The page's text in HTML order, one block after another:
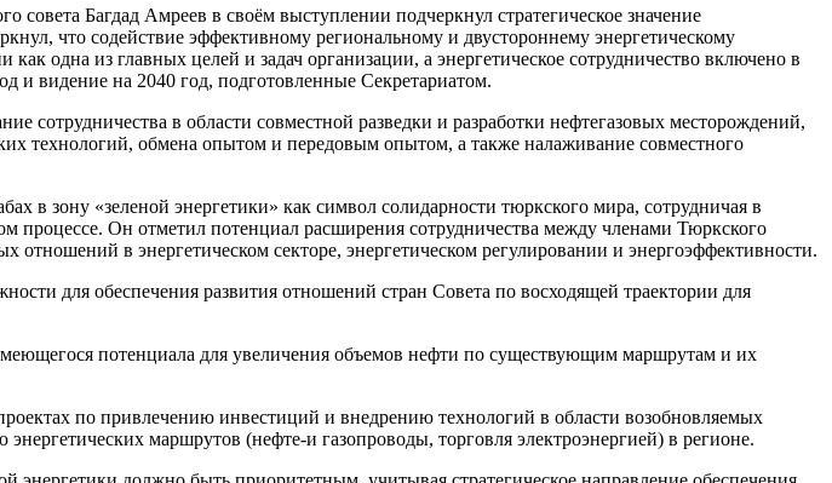
совета Багдад Амреев в своём выступлении подчеркнул стратегическое значение
что содействие эффективному региональному и двустороннему энергетическому
одна из главных целей и задач организации, а энергетическое сотрудничество включено в
и видение на 2040 год, подготовленные Секретариатом.
сотрудничества в области совместной разведки и разработки нефтегазовых месторождений,
технологий, обмена опытом и передовым опытом, а также налаживание совместного
в зону «зеленой энергетики» как символ солидарности тюркского мира, сотрудничая в
процессе. Он отметил потенциал расширения сотрудничества между членами Тюркского
в энергетическом секторе, энергетическом регулировании и энергоэффективности.
для обеспечения развития отношений стран Совета по восходящей траектории для
потенциала для увеличения объемов нефти по существующим маршрутам и их
по привлечению инвестиций и внедрению технологий в области возобновляемых
маршрутов (нефте-и газопроводы, торговля электроэнергией) в регионе.